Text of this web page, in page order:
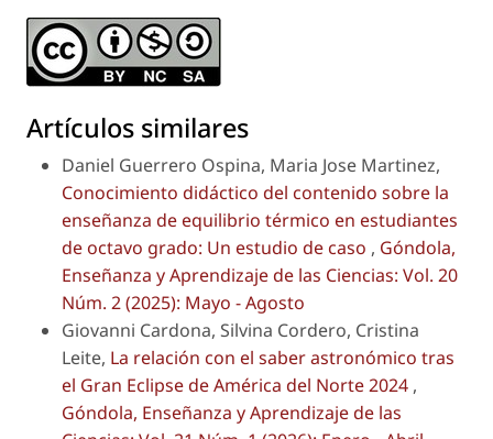
Artículos similares
Daniel Guerrero Ospina, Maria Jose Martinez,
Conocimiento didáctico del contenido sobre la
enseñanza de equilibrio térmico en estudiantes
de octavo grado: Un estudio de caso , Góndola,
Enseñanza y Aprendizaje de las Ciencias: Vol. 20
Núm. 2 (2025): Mayo - Agosto
Giovanni Cardona, Silvina Cordero, Cristina
Leite, La relación con el saber astronómico tras
el Gran Eclipse de América del Norte 2024 ,
Góndola, Enseñanza y Aprendizaje de las